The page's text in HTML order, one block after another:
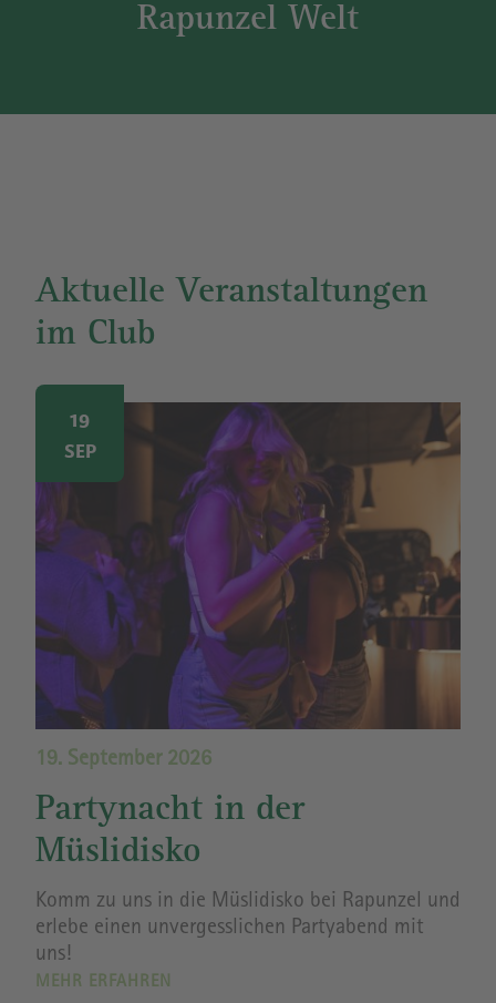
Rapunzel Welt
Aktuelle Veranstaltungen
im Club
Image
19. September 2026
Partynacht in der
Müslidisko
Komm zu uns in die Müslidisko bei Rapunzel und
erlebe einen unvergesslichen Partyabend mit
uns!
MEHR ERFAHREN
19
SEP